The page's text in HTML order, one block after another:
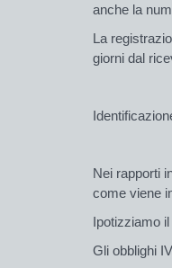
anche la
La
giorni dal
Nei rapporti
come viene
Ipotizziamo
Gli obblighi